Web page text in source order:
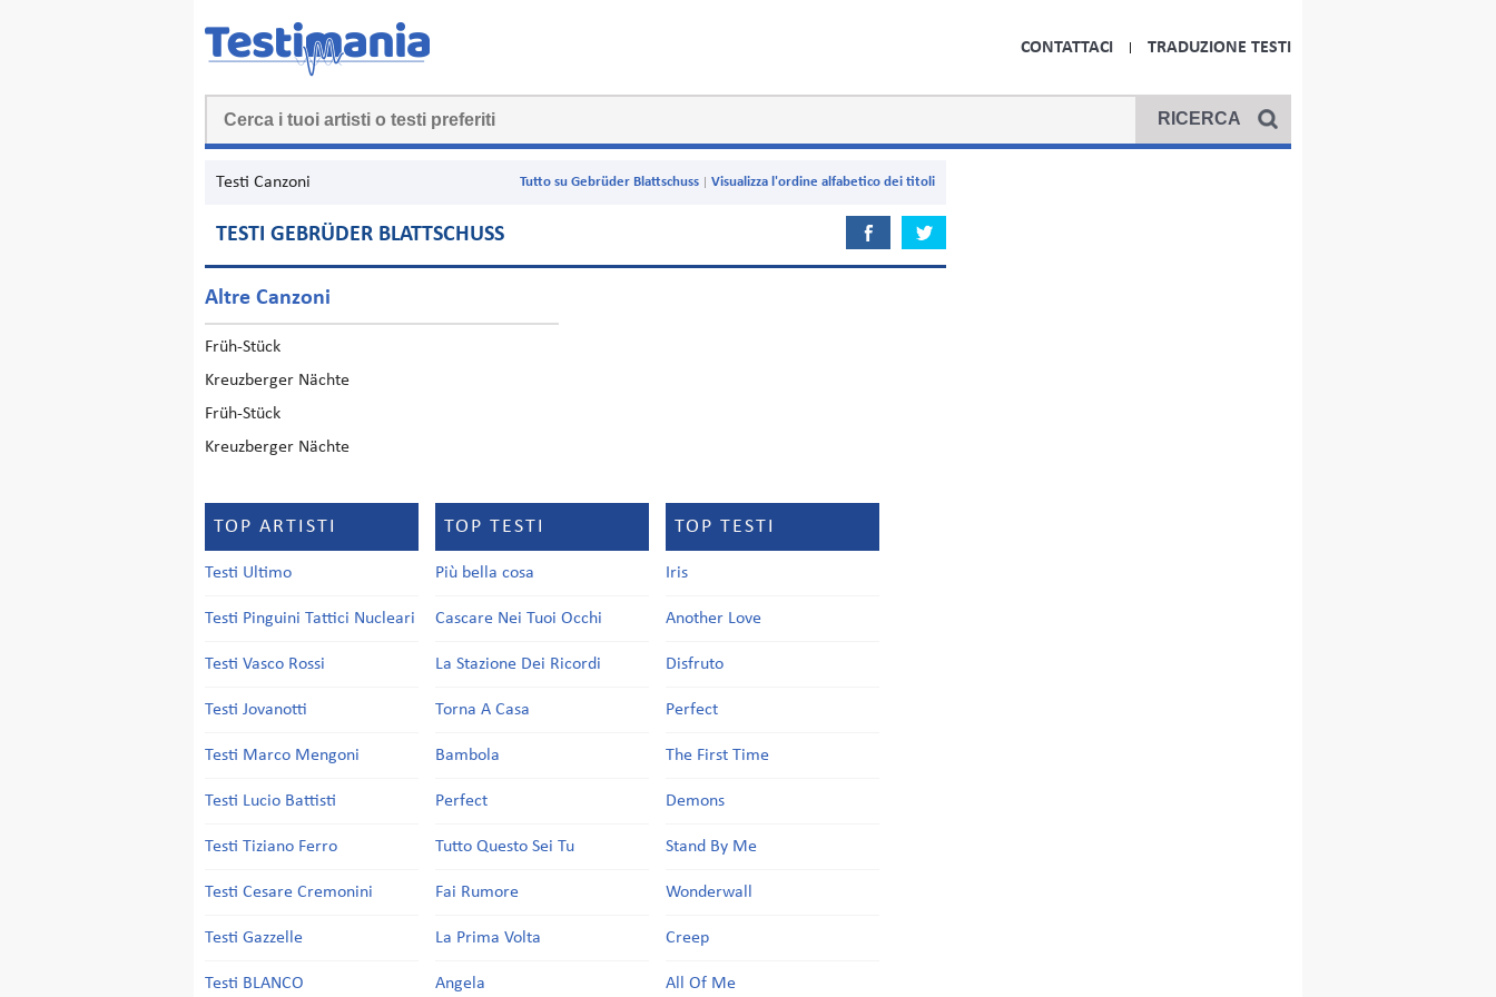
CONTATTACI TRADUZIONE TESTI
Testi Canzoni Visualizza l'ordine alfabetico dei titoli
Tutto su Gebrüder Blattschuss
TESTI GEBRÜDER BLATTSCHUSS
Altre Canzoni
Früh-Stück
Kreuzberger Nächte
Früh-Stück
Kreuzberger Nächte
TOP ARTISTI
Testi Ultimo
Testi Pinguini Tattici Nucleari
Testi Vasco Rossi
Testi Jovanotti
Testi Marco Mengoni
Testi Lucio Battisti
Testi Tiziano Ferro
Testi Cesare Cremonini
Testi Gazzelle
Testi BLANCO
TOP TESTI
Più bella cosa
Cascare Nei Tuoi Occhi
La Stazione Dei Ricordi
Torna A Casa
Bambola
Perfect
Tutto Questo Sei Tu
Fai Rumore
La Prima Volta
Angela
TOP TESTI
Iris
Another Love
Disfruto
Perfect
The First Time
Demons
Stand By Me
Wonderwall
Creep
All Of Me